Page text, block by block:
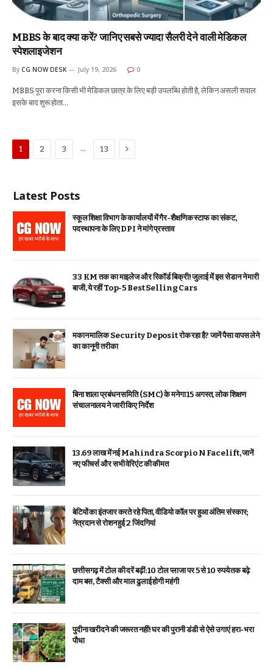
MBBS के बाद क्या करें? जानिए सबसे ज्यादा सैलरी देने वाली मेडिकल
स्पेशलाइजेशन
By CG NOW DESK July 19, 2026 0
MBBS पूरा करना किसी भी मेडिकल छात्र के लिए बड़ी उपलब्धि होती है, लेकिन असली सवाल
इसके बाद शुरू होता…
1 2 3 … 13 Next
Latest Posts
स्कूल शिक्षा विभाग के कार्यालयों में गैर-शैक्षणिक स्टाफ का संकट,
पदस्थापना के लिए DPI ने मांगे प्रस्ताव
33 KM तक का माइलेज और रिकॉर्ड बिक्री! जुलाई में इस सेडान ने मारी
बाजी, ये रहीं Top-5 Best Selling Cars
मकान मालिक Security Deposit रोक रहा है? जानें पैसा वापस लेने
का कानूनी तरीका
बिना शाला प्रबंधन समिति (SMC) के मनेगा 15 अगस्त, लोक शिक्षण
संचालनालय ने जारी किए निर्देश
₹13.69 लाख में नई Mahindra Scorpio N Facelift, जानें
नए फीचर्स और सभी वेरिएंट की कीमत
बेटियों का इंतजार करते रहे पिता, वीडियो कॉल पर हुआ अंतिम संस्कार;
नेत्रदान से रोशन हुई 2 जिंदगियां
छत्तीसगढ़ में टोल की दरें बढ़ीं: 10 टोल प्लाजा पर 5 से 10 रुपये तक बढ़े
दाम बस, टैक्सी और माल ढुलाई होगी महंगी
पुदीना खरीदने की जरूरत नहीं! घर की पुरानी डंडी से ऐसे उगाएं हरा-भरा
पौधा